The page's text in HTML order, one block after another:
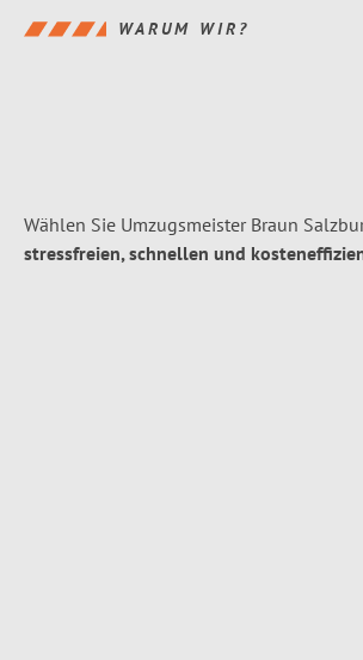
WARUM WIR?
Wählen Sie Umzugsmeister Braun
stressfreien, schnellen und